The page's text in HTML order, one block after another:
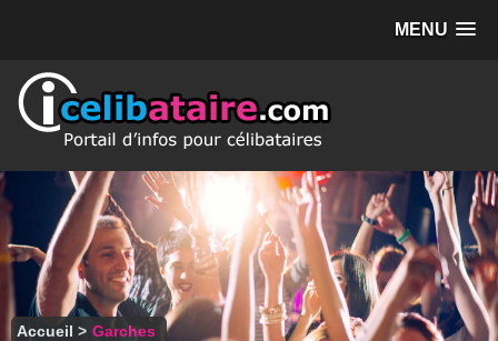
MENU
Accueil > Garches